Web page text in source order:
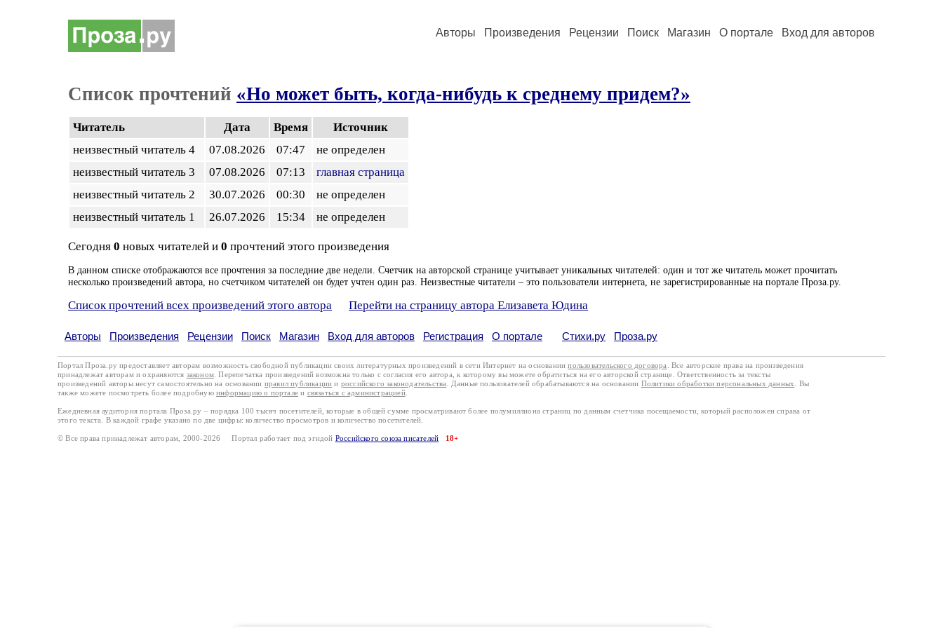
Авторы Произведения Рецензии Поиск Магазин О портале Вход для авторов
Список прочтений «Но может быть, когда-нибудь к среднему придем?»
Читатель Дата Время
Источник
неизвестный читатель 4
07.08.2026 07:47
не определен
неизвестный читатель 3
07.08.2026 07:13
главная страница
неизвестный читатель 2
30.07.2026 00:30
не определен
неизвестный читатель 1
26.07.2026 15:34 не определен
Сегодня 0 новых читателей и 0 прочтений этого произведения
В данном списке отображаются все прочтения за последние две недели. Счетчик на авторской странице учитывает уникальных читателей: один и тот же читатель может прочитать
несколько произведений автора, но счетчиком читателей он будет учтен один раз. Неизвестные читатели – это пользователи интернета, не зарегистрированные на портале Проза.ру.
Список прочтений всех произведений этого автора Перейти на страницу автора Елизавета Юдина
Авторы Произведения Рецензии Поиск Магазин Вход для авторов Регистрация О портале Стихи.ру Проза.ру
Портал Проза.ру предоставляет авторам возможность свободной публикации своих литературных произведений в сети Интернет на основаниипользовательского договора
. Все авторские права на произведения
принадлежат авторам и охраняются законом . Перепечатка произведений возможна только с согласия его автора, к которому вы можете обратиться на его авторской странице. Ответственность за тексты
произведений авторы несут самостоятельно на основании правил публикации и российского законодательства . Данные пользователей обрабатываются на основании Политики обработки персональных данных
. Вы
также можете посмотреть более подробную информацию о портале и связаться с администрацией.
Ежедневная аудитория портала Проза.ру – порядка 100 тысяч посетителей, которые в общей сумме просматривают более полумиллиона страниц по данным счетчика посещаемости, который расположен справа от
этого текста. В каждой графе указано по две цифры: количество просмотров и количество посетителей.
© Все права принадлежат авторам, 2000-2026 Портал работает под эгидой Российского союза писателей 18+